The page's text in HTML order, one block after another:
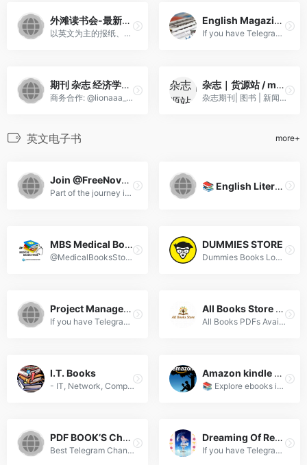
外滩读书会-最新报纸、杂志、财经报告及流行电子书分享
以英文为主的报纸、杂志、电...
English Magazines and Newspaper Sharing
If you have Telegram , you ...
期刊 杂志 经济学人 考研 财新周刊 Magazine
商务合作: @lionaaa_bot或者:...
杂志｜货源站 / magazine sharing
杂志期刊| 图书 | 新闻 | 话...
英文电子书 more+
Join @FreeNovels
Part of the journey is the ...
📚 English Literature Library 📚
MBS Medical Books Store
@MedicalBooksStore55 is Al...
DUMMIES STORE
Dummies Books Lovers DISCLA...
Project Management B. (PrMaB)
If you have Telegram , you ...
All Books Store PDF 📚
All Books PDFs Available On...
I.T. Books
- IT, Network, Computer, Cr...
Amazon kindle and ebooks – Audiobooks
📚 Explore ebooks in all gen...
PDF BOOK’S Channel 📖
Best Telegram Channel for P...
Dreaming Of Reading
If you have Telegram , you ...